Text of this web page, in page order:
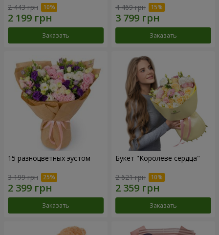
2 443 грн
Заказать
4 469 грн
Заказать
15 разноцветных эустом
3 199 грн
Заказать
Букет "Королеве сердца"
2 621 грн
Заказать